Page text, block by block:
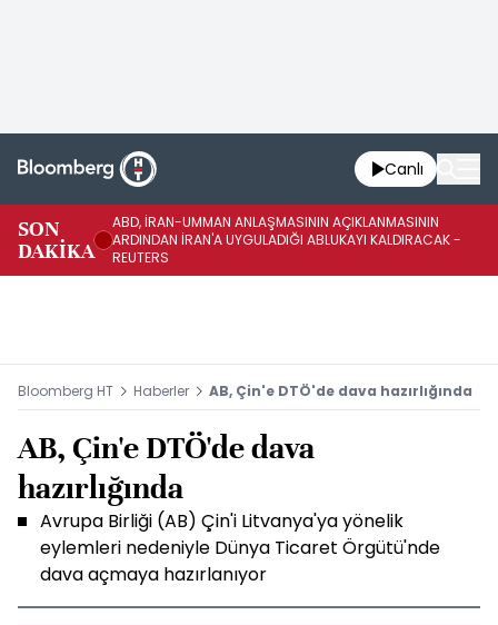
Canlı
SON
DAKİKA
ABD, İRAN-UMMAN ANLAŞMASININ AÇIKLANMASININ
ARDINDAN İRAN'A UYGULADIĞI ABLUKAYI KALDIRACAK -
REUTERS
Bloomberg HT Haberler AB, Çin'e DTÖ'de dava hazırlığında
AB, Çin'e DTÖ'de dava
hazırlığında
Avrupa Birliği (AB) Çin'i Litvanya'ya yönelik
eylemleri nedeniyle Dünya Ticaret Örgütü'nde
dava açmaya hazırlanıyor